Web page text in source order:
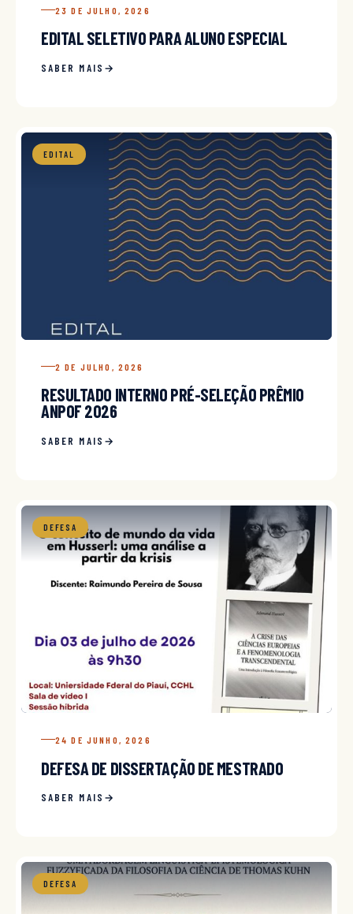
23 DE JULHO, 2026
EDITAL SELETIVO PARA ALUNO ESPECIAL
SABER MAIS
EDITAL
2 DE JULHO, 2026
RESULTADO INTERNO PRÉ-SELEÇÃO PRÊMIO
ANPOF 2026
SABER MAIS
DEFESA
24 DE JUNHO, 2026
DEFESA DE DISSERTAÇÃO DE MESTRADO
SABER MAIS
DEFESA